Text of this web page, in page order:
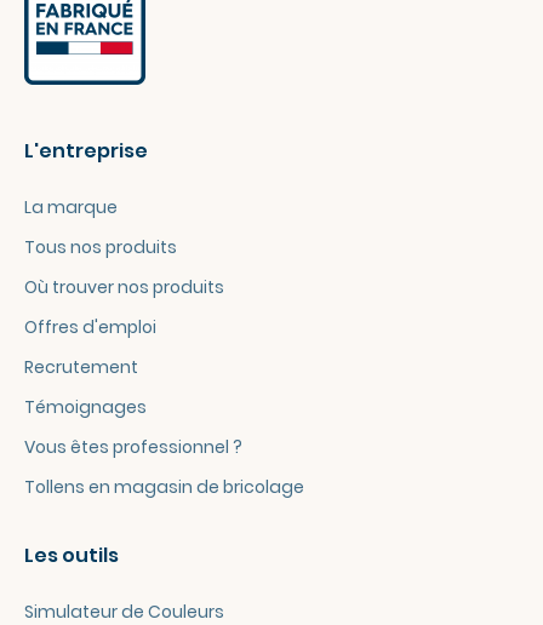
L'entreprise
La marque
Tous nos produits
Où trouver nos produits
Offres d'emploi
Recrutement
Témoignages
Vous êtes professionnel ?
Tollens en magasin de bricolage
Les outils
Simulateur de Couleurs